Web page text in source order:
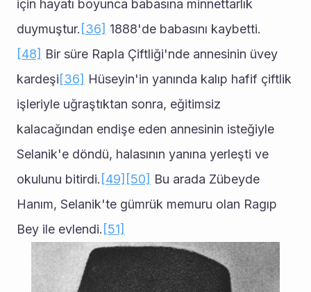
için hayatı boyunca babasına minnettarlık
duymuştur. [36] 1888'de babasını kaybetti.
[48] Bir süre Rapla Çiftliği'nde annesinin üvey
kardeşi[36] Hüseyin'in yanında kalıp hafif çiftlik
işleriyle uğraştıktan sonra, eğitimsiz
kalacağından endişe eden annesinin isteğiyle
Selanik'e döndü, halasının yanına yerleşti ve
okulunu bitirdi. [49] [50] Bu arada Zübeyde
Hanım, Selanik'te gümrük memuru olan Ragıp
Bey ile evlendi. [51]